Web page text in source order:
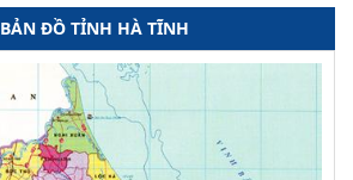
BẢN ĐỒ TỈNH HÀ TĨNH